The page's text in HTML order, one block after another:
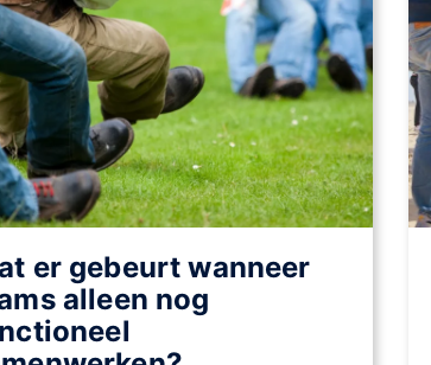
er gebeurt wanneer
alleen nog